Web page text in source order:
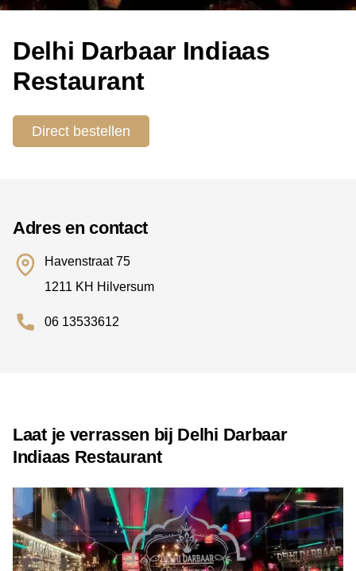
Delhi Darbaar Indiaas
Restaurant
Direct bestellen
Adres en contact
Havenstraat 75
1211 KH Hilversum
06 13533612
Laat je verrassen bij Delhi Darbaar
Indiaas Restaurant